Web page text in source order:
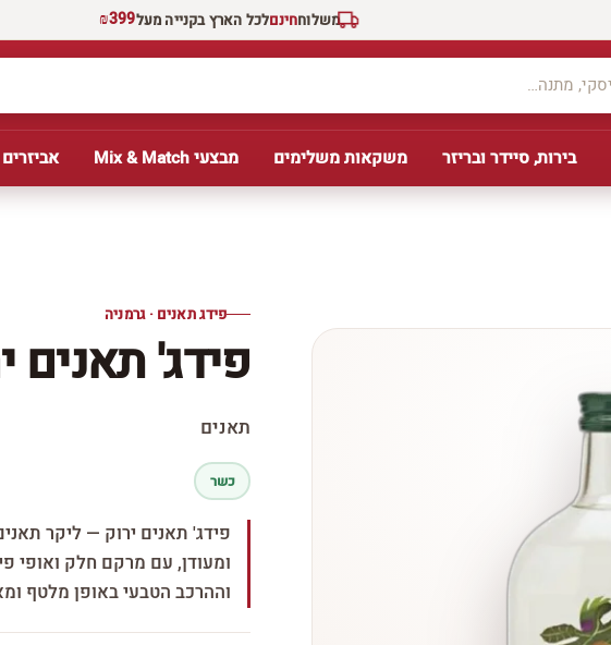
משלוחחינםלכל הארץ בקנייה מעל₪399
בירות, סיידר ובריזר משקאות משלימים מבצעי Mix & Match
פידג תאנים · גרמניה
פידג' תאנים
תאנים
כשר
פידג' תאנים ירוק — ליקר
ומעודן, עם מרקם חלק ואופי
וההרכב הטבעי באופן מלטף